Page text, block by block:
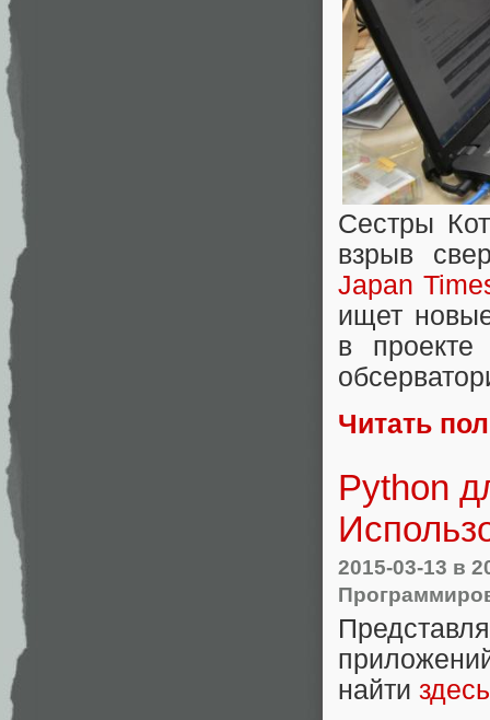
Сестры
взрыв
Japan
ищет
в
Читать
Python
2015-03-13 в
найти здесь